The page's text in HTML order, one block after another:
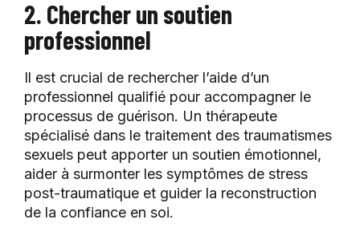
2. Chercher un soutien
professionnel
Il est crucial de rechercher l’aide d’un
professionnel qualifié pour accompagner le
processus de guérison. Un thérapeute
spécialisé dans le traitement des traumatismes
sexuels peut apporter un soutien émotionnel,
aider à surmonter les symptômes de stress
post-traumatique et guider la reconstruction
de la confiance en soi.